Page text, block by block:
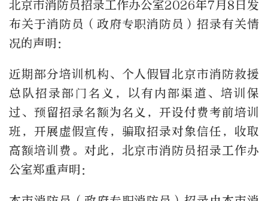
北京市消防员招录工作办公室2026年7月8日发
布关于消防员（政府专职消防员）招录有关情
况的声明：
近期部分培训机构、个人假冒北京市消防救援
总队招录部门名义，以有内部渠道、培训保
过、预留招录名额为名义，开设付费考前培训
班，开展虚假宣传，骗取招录对象信任，收取
高额培训费。对此，北京市消防员招录工作办
公室郑重声明：